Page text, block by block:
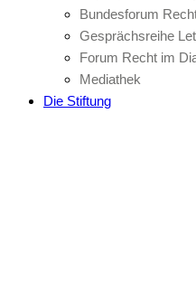
Bundesforum
Gesprächsreihe
Forum Recht im
Mediathek
Die Stiftung